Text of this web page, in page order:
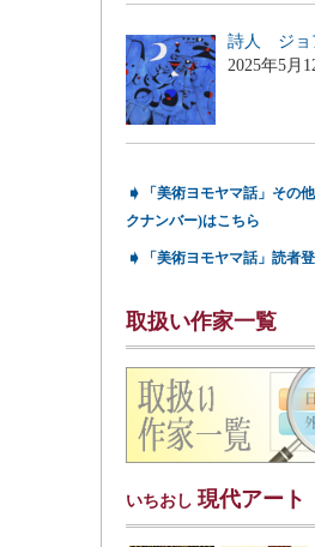
詩人 ジョ
2025年5月
➧
「美術ヨモヤマ話」その
クナンバー)はこちら
➧ 「美術ヨモヤマ話」読者
取扱い作家一覧
いちおし 現代アート